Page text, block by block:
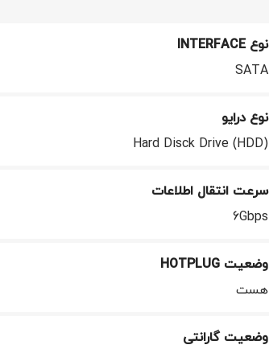
نوع INTERFACE
SATA
نوع درایو
Hard Disck Drive (HDD)
سرعت انتقال اطلاعات
6Gbps
وضعیت HOTPLUG
هست
وضعیت گارانتی